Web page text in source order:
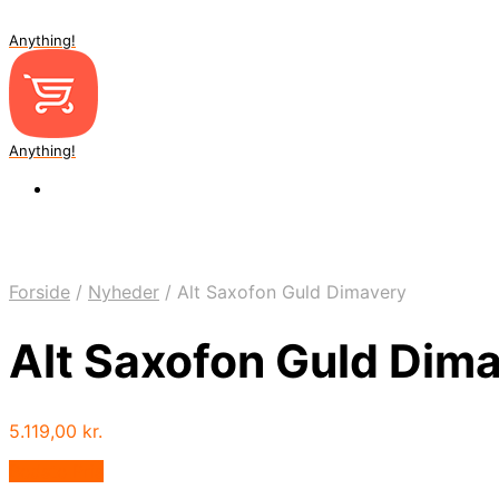
Anything!
Anything!
Forside / Nyheder / Alt Saxofon Guld Dimavery
Alt Saxofon Guld
5.119,00 kr.